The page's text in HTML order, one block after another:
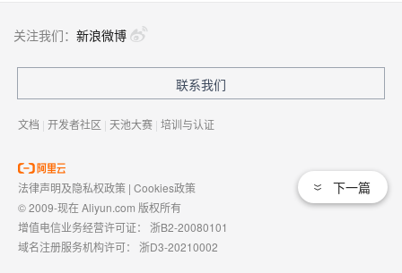
下一篇
关注我们： 新浪微博
联系我们
文档 | 开发者社区 | 天池大赛 | 培训与认证
法律声明及隐私权政策 | Cookies政策
© 2009-现在 Aliyun.com 版权所有
增值电信业务经营许可证： 浙B2-20080101
域名注册服务机构许可： 浙D3-20210002